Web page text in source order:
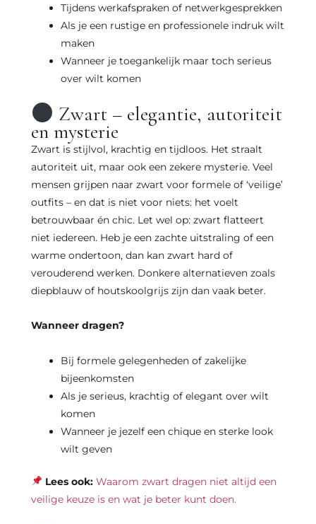
Tijdens werkafspraken of netwerkgesprekken
Als je een rustige en professionele indruk wilt
maken
Wanneer je toegankelijk maar toch serieus
over wilt komen
Zwart – elegantie, autoriteit
en mysterie
Zwart is stijlvol, krachtig en tijdloos. Het straalt
autoriteit uit, maar ook een zekere mysterie. Veel
mensen grijpen naar zwart voor formele of ‘veilige’
outfits – en dat is niet voor niets: het voelt
betrouwbaar én chic. Let wel op: zwart flatteert
niet iedereen. Heb je een zachte uitstraling of een
warme ondertoon, dan kan zwart hard of
verouderend werken. Donkere alternatieven zoals
diepblauw of houtskoolgrijs zijn dan vaak beter.
Wanneer dragen?
Bij formele gelegenheden of zakelijke
bijeenkomsten
Als je serieus, krachtig of elegant over wilt
komen
Wanneer je jezelf een chique en sterke look
wilt geven
Lees ook:Waarom zwart dragen niet altijd een
veilige keuze is en wat je beter kunt doen.